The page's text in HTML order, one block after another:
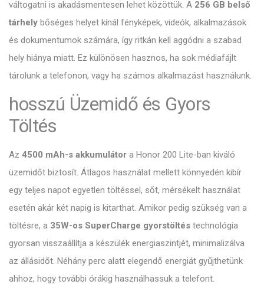
váltogatni is akadásmentesen lehet közöttük. A 256 GB belső
tárhely bőséges helyet kínál fényképek, videók, alkalmazások
és dokumentumok számára, így ritkán kell aggódni a szabad
hely hiánya miatt. Ez különösen hasznos, ha sok médiafájlt
tárolunk a telefonon, vagy ha számos alkalmazást használunk.
hosszú Üzemidő és Gyors
Töltés
Az 4500 mAh-s akkumulátor a Honor 200 Lite-ban kiváló
üzemidőt biztosít. Átlagos használat mellett könnyedén kibír
egy teljes napot egyetlen töltéssel, sőt, mérsékelt használat
esetén akár két napig is kitarthat. Amikor pedig szükség van a
töltésre, a 35W-os SuperCharge gyorstöltés technológia
gyorsan visszaállítja a készülék energiaszintjét, minimalizálva
az állásidőt. Néhány perc alatt elegendő energiát gyűjthetünk
ahhoz, hogy további órákig használhassuk a telefont.